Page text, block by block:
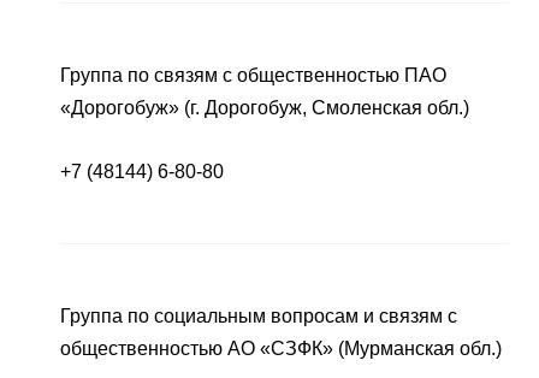
Группа по связям с общественностью ПАО
«Дорогобуж» (г. Дорогобуж, Смоленская обл.)
+7 (48144) 6-80-80
Группа по социальным вопросам и связям с
общественностью АО «СЗФК» (Мурманская обл.)